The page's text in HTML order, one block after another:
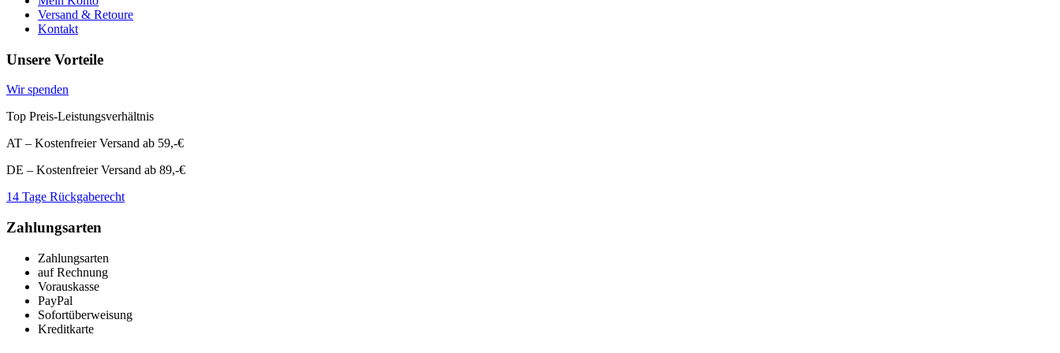
Versand & Retoure
Kontakt
Unsere Vorteile
Wir spenden
Top Preis-Leistungsverhältnis
AT – Kostenfreier Versand ab 59,-€
DE – Kostenfreier Versand ab 89,-€
14 Tage Rückgaberecht
Zahlungsarten
Zahlungsarten
auf Rechnung
Vorauskasse
PayPal
Sofortüberweisung
Kreditkarte